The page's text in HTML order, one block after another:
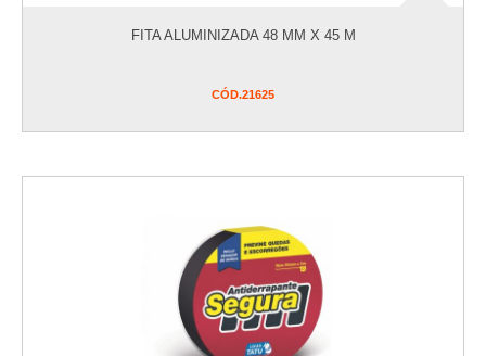
FITA ALUMINIZADA 48 MM X 45 M
CÓD.21625